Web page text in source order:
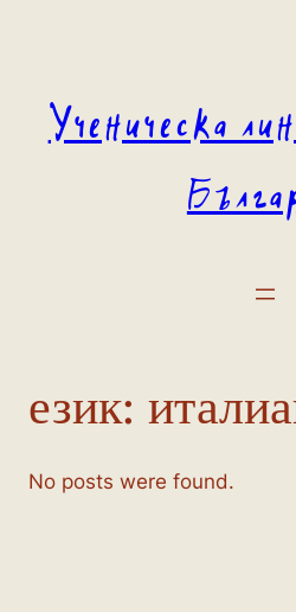
Ученическа
език:
No posts were found.